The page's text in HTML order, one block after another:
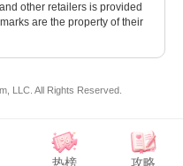
other retailers is provided
are the property of their
LLC. All Rights Reserved.
热榜 攻略